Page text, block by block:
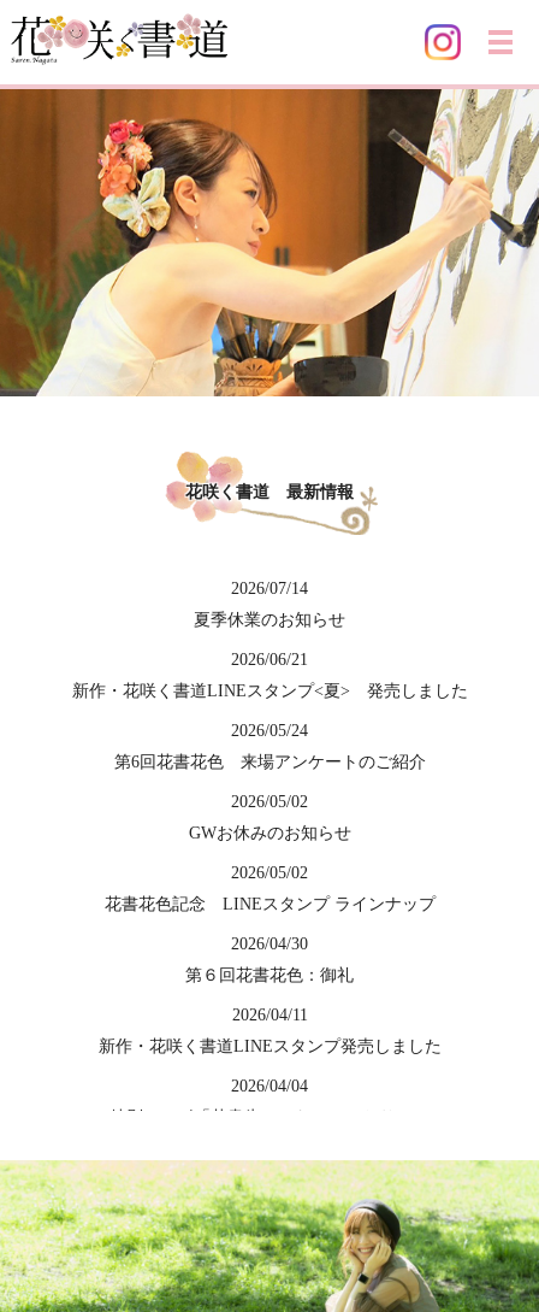
メ
花咲く書道 最新情報
2026/07/14
夏季休業のお知らせ
2026/06/21
新作・花咲く書道LINEスタンプ<夏> 発売しました
2026/05/24
第6回花書花色 来場アンケートのご紹介
2026/05/02
GWお休みのお知らせ
2026/05/02
花書花色記念 LINEスタンプ ラインナップ
2026/04/30
第６回花書花色：御礼
2026/04/11
新作・花咲く書道LINEスタンプ発売しました
2026/04/04
2026/04/04
LINEシリーズ初・絵文字を発売しました
2026/03/12
第６回生徒展覧会[花書花色2026]ご案内
2026/02/21